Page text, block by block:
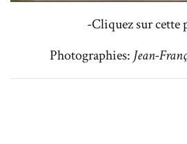
-Cliquez sur cette
Photographies: Jean-